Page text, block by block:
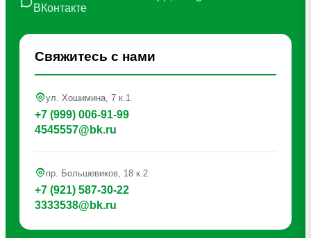
ВКонтакте
Свяжитесь с нами
ул. Хошимина, 7 к.1
+7 (999) 006-91-99
4545557@bk.ru
пр. Большевиков, 18 к.2
+7 (921) 587-30-22
3333538@bk.ru